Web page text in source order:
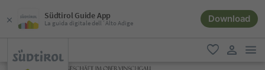
Südtirol Guide App
La guida digitale dell´Alto Adige Download
favoriti